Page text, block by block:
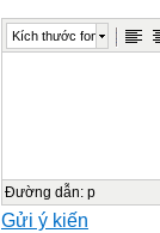
Kích thước font
Đường dẫn: p
Gửi ý kiến